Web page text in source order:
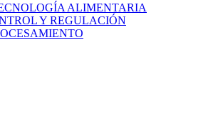
ALIMENTARIA
Y REGULACIÓN